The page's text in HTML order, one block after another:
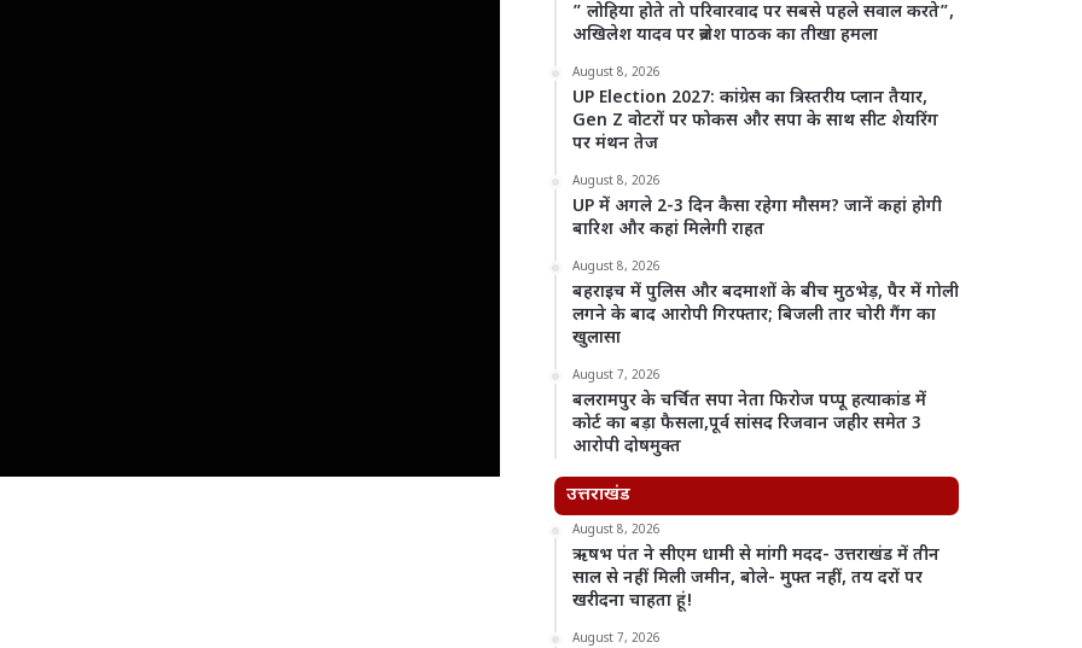
” लोहिया होते तो परिवारवाद पर सबसे पहले सवाल करते”,
अखिलेश यादव पर ब्रजेश पाठक का तीखा हमला
August 8, 2026
UP Election 2027: कांग्रेस का त्रिस्तरीय प्लान तैयार,
Gen Z वोटरों पर फोकस और सपा के साथ सीट शेयरिंग
पर मंथन तेज
August 8, 2026
UP में अगले 2-3 दिन कैसा रहेगा मौसम? जानें कहां होगी
बारिश और कहां मिलेगी राहत
August 8, 2026
बहराइच में पुलिस और बदमाशों के बीच मुठभेड़, पैर में गोली
लगने के बाद आरोपी गिरफ्तार; बिजली तार चोरी गैंग का
खुलासा
August 7, 2026
बलरामपुर के चर्चित सपा नेता फिरोज पप्पू हत्याकांड में
कोर्ट का बड़ा फैसला,पूर्व सांसद रिजवान जहीर समेत 3
आरोपी दोषमुक्त
उत्तराखंड
August 8, 2026
ऋषभ पंत ने सीएम धामी से मांगी मदद- उत्तराखंड में तीन
साल से नहीं मिली जमीन, बोले- मुफ्त नहीं, तय दरों पर
खरीदना चाहता हूं!
August 7, 2026